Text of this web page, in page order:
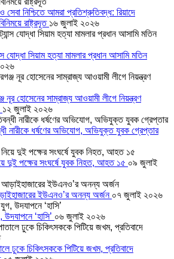
সেবা নিশ্চিতে আমরা প্রতিশ্রুতিবদ্ধ: রিয়াদে
রাষ্ট্রদূত ১৬ জুলাই ২০২৬
যোদ্ধা সিয়াম হত্যা মামলার প্রধান আসামি মতিন
নূর হোসেনের সাম্রাজ্য আওয়ামী লীগে নিয়ন্ত্রণ
১২ জুলাই ২০২৬
নারীকে ধর্ষণের অভিযোগ, অভিযুক্ত যুবক গ্রেপ্তার
দুই পক্ষের সংঘর্ষে যুবক নিহত, আহত ১৫ ০৯ জুলাই
ইউএনও’র অনন্য অর্জন ০৭ জুলাই ২০২৬
‘হাসি’ ০৬ জুলাই ২০২৬
ঢুকে চিকিৎসককে পিটিয়ে জখম, প্রতিবাদে